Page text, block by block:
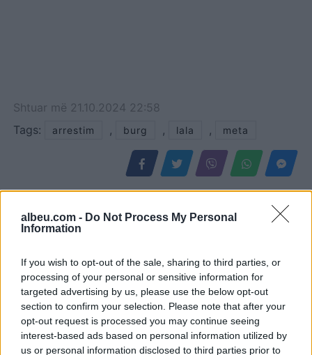
albeu.com - Do Not Process My Personal
Information
If you wish to opt-out of the sale, sharing to third parties, or
processing of your personal or sensitive information for
targeted advertising by us, please use the below opt-out
section to confirm your selection. Please note that after your
opt-out request is processed you may continue seeing
interest-based ads based on personal information utilized by
us or personal information disclosed to third parties prior to
Shtuar më 21.10.2024 22:58
Tags:
arrestim , burg , lala , meta
Autostrada Elbasan-
Rrogozhinë, ARRSH: Nyja
Banorët protestojnë në
Orikum, kërkojnë që